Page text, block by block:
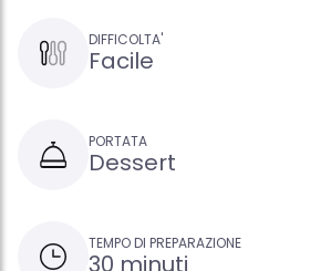
DIFFICOLTA'
Facile
PORTATA
Dessert
TEMPO DI PREPARAZIONE
30 minuti